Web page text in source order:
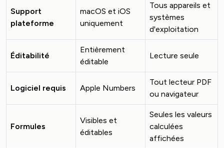
Support
plateforme
macOS et iOS
uniquement
Tous appareils et
systèmes
d'exploitation
Éditabilité
Entièrement
éditable
Lecture seule
Logiciel requis Apple Numbers
Tout lecteur PDF
ou navigateur
Formules
Visibles et
éditables
Seules les valeurs
calculées
affichées